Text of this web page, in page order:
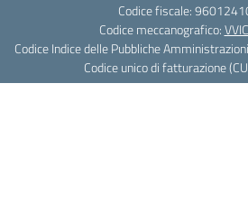
Codice fiscale:
Codice meccanografico:
Codice Indice delle Pubbliche
Codice unico di fatturazione